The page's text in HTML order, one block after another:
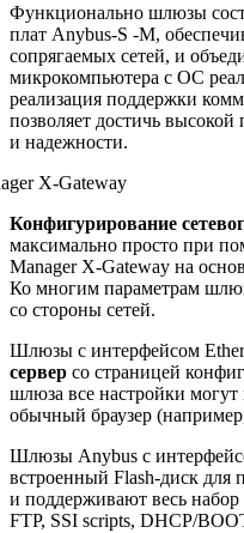
Функционально шлюзы
плат Anybus-S -M,
сопрягаемых сетей, и
микрокомпьютера с ОС
реализация поддержки
позволяет достичь высокой
и надежности.
Конфигурирование
максимально просто при
Manager X-Gateway на
Ко многим параметрам
со стороны сетей.
Шлюзы с интерфейсом
сервер со страницей
шлюза все настройки могут
обычный браузер
Шлюзы Anybus с
встроенный Flash-диск для
и поддерживают весь набор
FTP, SSI scripts, DHCP/